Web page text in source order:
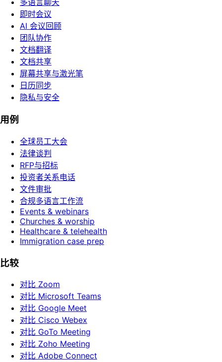
多语言聊天
即时会议
AI 会议回顾
团队协作
文档翻译
文档共享
屏幕共享与激光笔
日历同步
隐私与安全
用例
全球员工大会
法律谈判
RFP与招标
投资者关系电话
文件审批
合规多语言工作流
Events & webinars
Churches & worship
Healthcare & telehealth
Immigration case prep
比较
对比 Zoom
对比 Microsoft Teams
对比 Google Meet
对比 Cisco Webex
对比 GoTo Meeting
对比 Zoho Meeting
对比 Adobe Connect